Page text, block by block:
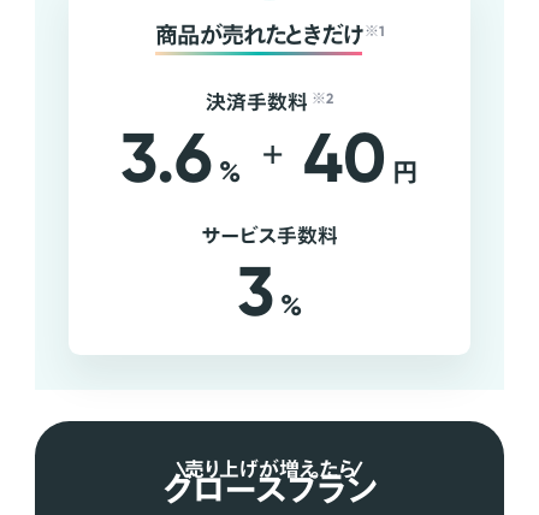
商品が売れたときだけ ※1
決済手数料 ※2
3.6 % + 40 円
サービス手数料
3 %
売り上げが増えたら
グロースプラン